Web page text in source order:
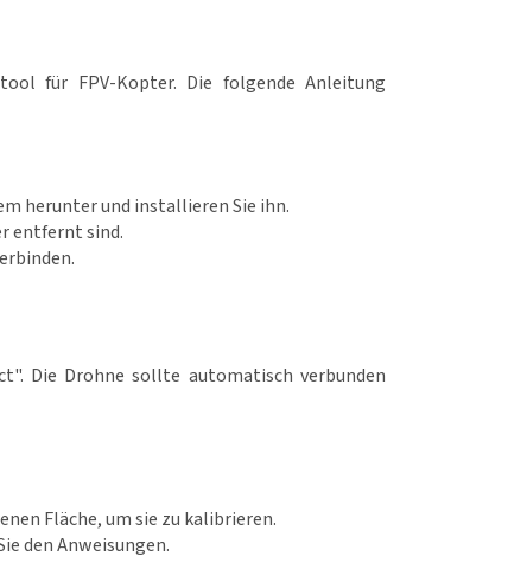
für FPV-Kopter. Die folgende Anleitung
herunter und installieren Sie ihn.
entfernt sind.
Die Drohne sollte automatisch verbunden
Fläche, um sie zu kalibrieren.
den Anweisungen.